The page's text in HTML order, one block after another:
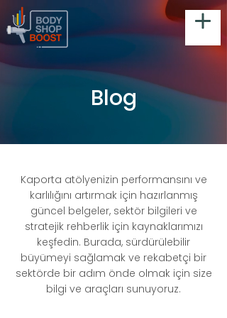
Blog
Kaporta atölyenizin performansını ve
karlılığını artırmak için hazırlanmış
güncel belgeler, sektör bilgileri ve
stratejik rehberlik için kaynaklarımızı
keşfedin. Burada, sürdürülebilir
büyümeyi sağlamak ve rekabetçi bir
sektörde bir adım önde olmak için size
bilgi ve araçları sunuyoruz.